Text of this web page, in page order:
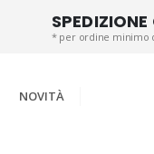
* per ordine minimo
NOVITÀ